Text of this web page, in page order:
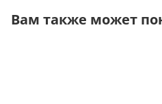
Вам также может